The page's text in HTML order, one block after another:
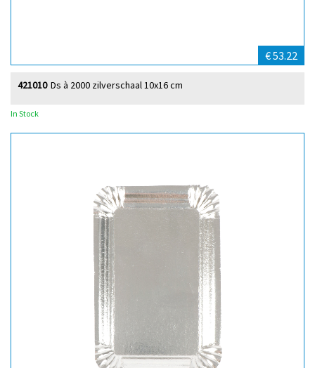
€ 53.22
Ds à 2000 zilverschaal 10x16 cm
421010
In Stock